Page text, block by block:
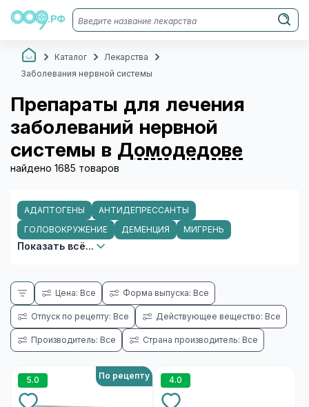
Каталог
Лекарства
Заболевания нервной системы
Препараты для лечения
заболеваний нервной
системы в Домодедове
найдено 1685 товаров
АДАПТОГЕНЫ
АНТИДЕПРЕССАНТЫ
ГОЛОВОКРУЖЕНИЕ
ДЕМЕНЦИЯ МИГРЕНЬ
Показать всё...
Цена: Все Форма выпуска: Все
Отпуск по рецепту: Все Действующее вещество: Все
Производитель: Все Страна производитель: Все
5.0 По рецепту 4.0